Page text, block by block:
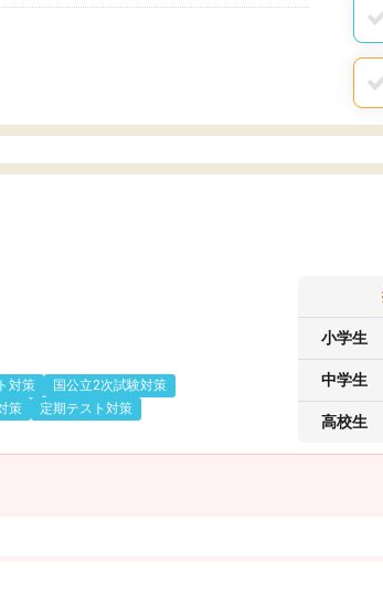
対策
国公立2次試験対策
策 定期テスト対策
小学生
中学生
高校生